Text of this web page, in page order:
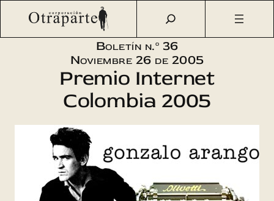
Saltar
Otraparte.org /Corporación Boletín/
Boletín n.º 36 –
Premio Internet Colombia 2005
Boletín n.º 36
Noviembre 26 de 2005
Premio Internet
Colombia 2005